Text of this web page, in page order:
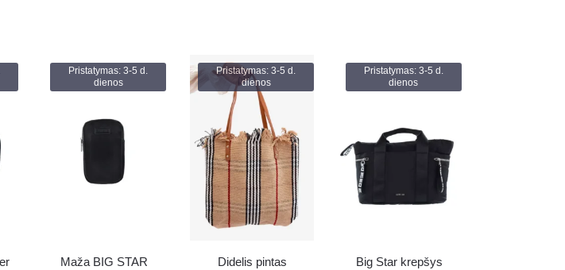
Pristatymas: 3-5 d.
dienos
Maža BIG STAR
Pristatymas: 3-5 d.
dienos
Didelis pintas
Pristatymas: 3-5 d.
dienos
Big Star krepšys